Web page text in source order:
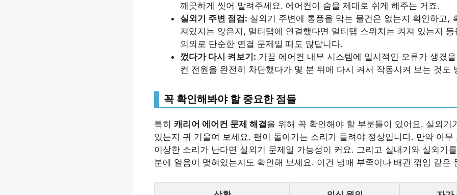
깨끗하게 씻어 말려주세요. 에어컨이 숨을 제대로 쉬게 해주는 거죠.
실외기 주변 점검: 실외기 주변에 통풍을 막는 물건은 없는지 확인하고,
져있지는 않은지, 멀티탭에 연결했다면 멀티탭 스위치는 켜져 있는지
의외로 단순한 연결 문제일 때도 많답니다.
껐다가 다시 켜보기: 가끔 에어컨 내부 시스템에 일시적인 오류가 생겼
컨 전원을 완전히 차단했다가 몇 분 뒤에 다시 켜서 작동시켜 보는 것도
꼭 확인해봐야 할 중요한 점들
특히 캐리어 에어컨 문제 해결을 위해 꼭 확인해야 할 부분들이 있어요. 실외기
있는지 귀 기울여 보세요. 팬이 돌아가는 소리가 들려야 정상입니다. 만약 아무
이상한 소리가 난다면 실외기 문제일 가능성이 커요. 그리고 실내기와 실외기
분에 얼음이 맺혀있는지도 확인해 보세요. 이건 냉매 부족이나 배관 꺾임 같은